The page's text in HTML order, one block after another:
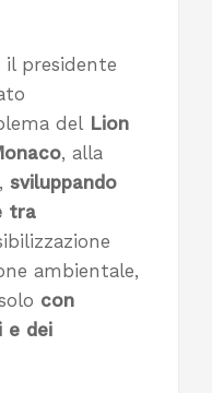
presidente
del Lion
, alla
, sviluppando
tra
ambientale,
con
e dei